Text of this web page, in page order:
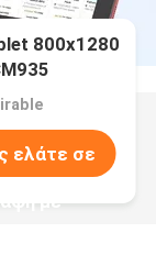
800x1280
ελάτε σε
με